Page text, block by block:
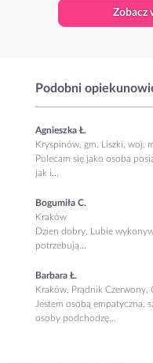
Zobacz
Podobni
Agnieszka Ł.
Kryspinów, gm. Liszki, woj.
Polecam się jako osoba
jak i...
Bogumiła C.
Kraków
Dzien dobry, Lubie
potrzebują...
Barbara Ł.
Kraków, Prądnik Czerwony,
Jestem osobą empatyczna,
osoby podchodzę...